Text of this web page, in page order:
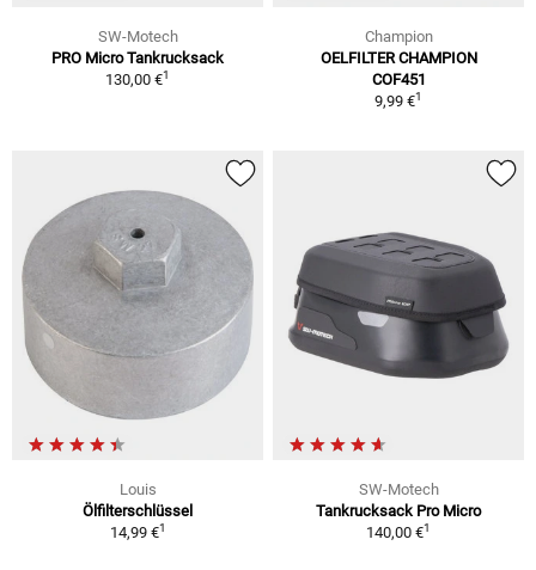
SW-Motech
PRO Micro Tankrucksack
130,00 €1
Champion
OELFILTER CHAMPION
COF451
9,99 €1
Louis
Ölfilterschlüssel
14,99 €1
SW-Motech
Tankrucksack Pro Micro
140,00 €1